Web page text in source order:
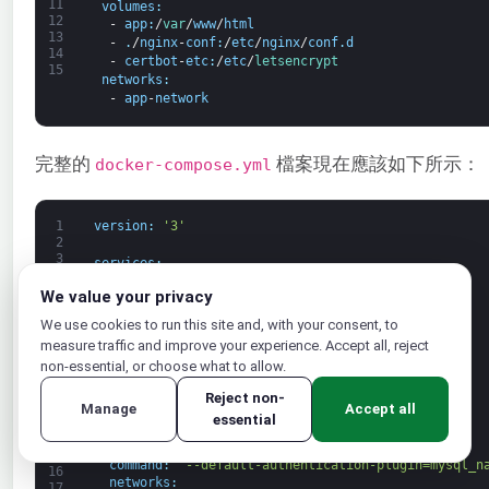
11
12
13
14
15
volumes :
- app: /var/www/ html
-
. /nginx-conf: /etc/nginx/conf.d
-
certbot -etc: /etc/ letsencrypt
networks :
- app-network
完整的 docker-compose.yml 檔案現在應該如下所示：
1
2
3
5
7
8
10
14
16
version: '3'
services:
db:
image: mysql
8.0
container_name
restart : unless-stopped
env_file: .env
- MYSQL_DATABASE
- dbdata :/var/lib/mysql
command: '--default-authentication-
networks :
We value your privacy
We use cookies to run this site and, with your consent, to
measure traffic and improve your experience. Accept all, reject
non-essential, or choose what to allow.
Manage
Reject non-
essential
Accept all